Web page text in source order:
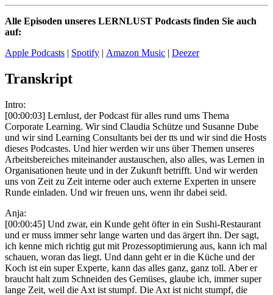
Alle Episoden unseres LERNLUST Podcasts finden Sie auch
auf:
Apple Podcasts | Spotify | Amazon Music | Deezer
Transkript
Intro:
[00:00:03] Lernlust, der Podcast für alles rund ums Thema
Corporate Learning. Wir sind Claudia Schütze und Susanne Dube
und wir sind Learning Consultants bei der tts und wir sind die Hosts
dieses Podcastes. Und hier werden wir uns über Themen unseres
Arbeitsbereiches miteinander austauschen, also alles, was Lernen in
Organisationen heute und in der Zukunft betrifft. Und wir werden
uns von Zeit zu Zeit interne oder auch externe Experten in unsere
Runde einladen. Und wir freuen uns, wenn ihr dabei seid.
Anja:
[00:00:45] Und zwar, ein Kunde geht öfter in ein Sushi-Restaurant
und er muss immer sehr lange warten und das ärgert ihn. Der sagt,
ich kenne mich richtig gut mit Prozessoptimierung aus, kann ich mal
schauen, woran das liegt. Und dann geht er in die Küche und der
Koch ist ein super Experte, kann das alles ganz, ganz toll. Aber er
braucht halt zum Schneiden des Gemüses, glaube ich, immer super
lange Zeit, weil die Axt ist stumpf. Die Axt ist nicht stumpf, die